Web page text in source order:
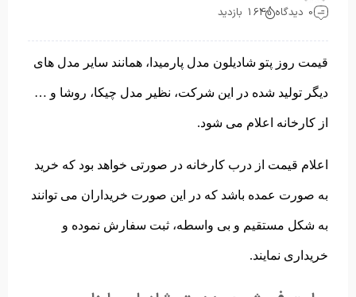
0 دیدگاه
164 بازدید
قیمت روز پتو شادیلون مدل پارمیدا، همانند سایر مدل های
دیگر تولید شده در این شرکت، نظیر مدل چیکا، روشا و …
از کارخانه اعلام می شود.
اعلام قیمت از درب کارخانه در صورتی خواهد بود که خرید
به صورت عمده باشد که در این صورت خریداران می توانند
به شکل مستقیم و بی واسطه، ثبت سفارش نموده و
خریداری نمایند.